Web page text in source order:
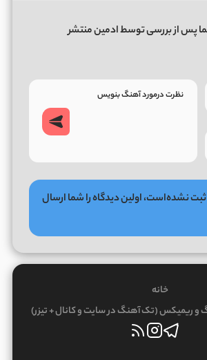
پس از بررسی توسط ادمین منتشر
نشده‌است، اولین دیدگاه را شما ارسال
خانه
ریمیکس (تک آهنگ در سایت و کانال + تیزر)